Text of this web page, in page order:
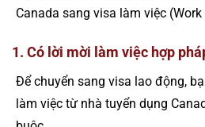
Canada sang visa làm việc (Work
1. Có lời mời làm việc hợp
Để chuyển sang visa lao động,
làm việc từ nhà tuyển dụng